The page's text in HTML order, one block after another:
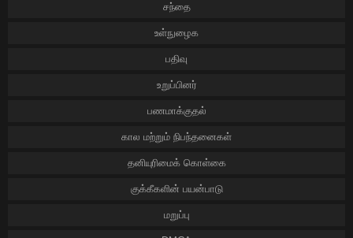
சந்தை
உள்நுழைக
பதிவு
உறுப்பினர்
பணமாக்குதல்
கால மற்றும் நிபந்தனைகள்
தனியுரிமைக் கொள்கை
குக்கீகளின் பயன்பாடு
மறுப்பு